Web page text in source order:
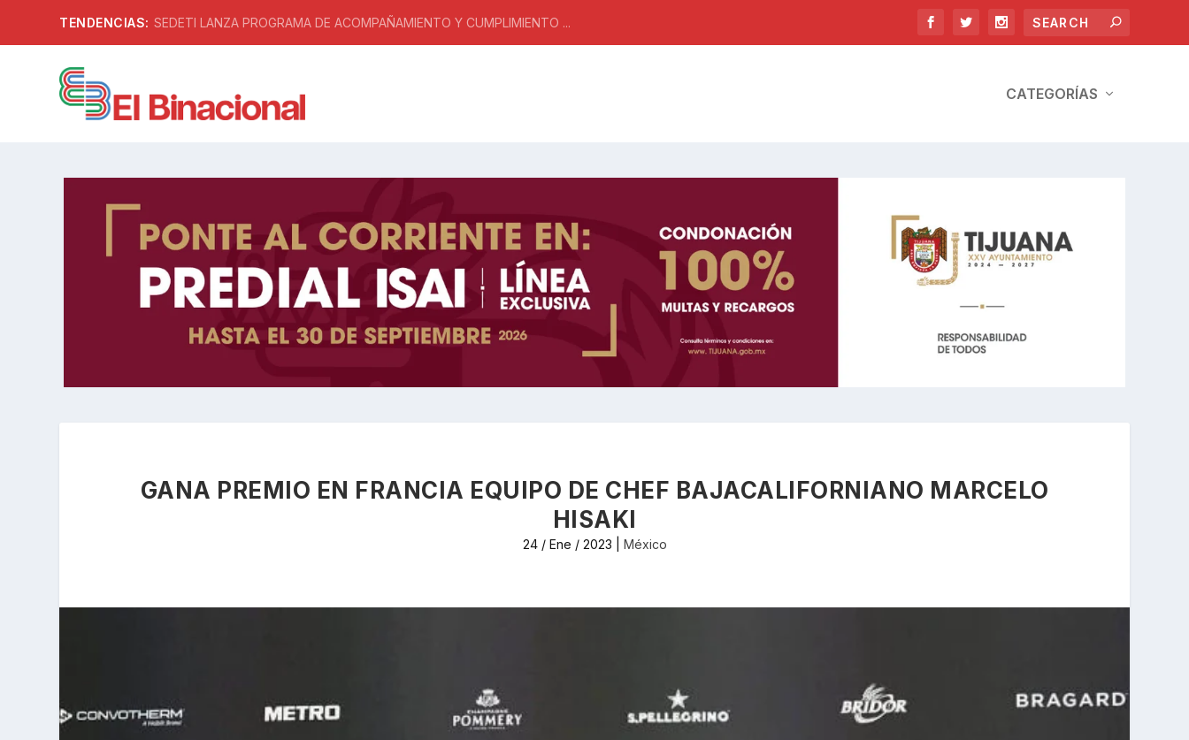
TENDENCIAS: SEDETI LANZA PROGRAMA DE ACOMPAÑAMIENTO Y CUMPLIMIENTO ...
CATEGORÍAS
GANA PREMIO EN FRANCIA EQUIPO DE CHEF BAJACALIFORNIANO MARCELO
HISAKI
24 / Ene / 2023 México